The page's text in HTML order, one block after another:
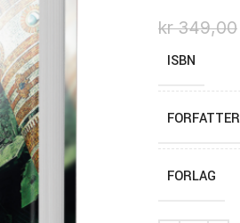
kr349,00
ISBN
FORFATTER
FORLAG